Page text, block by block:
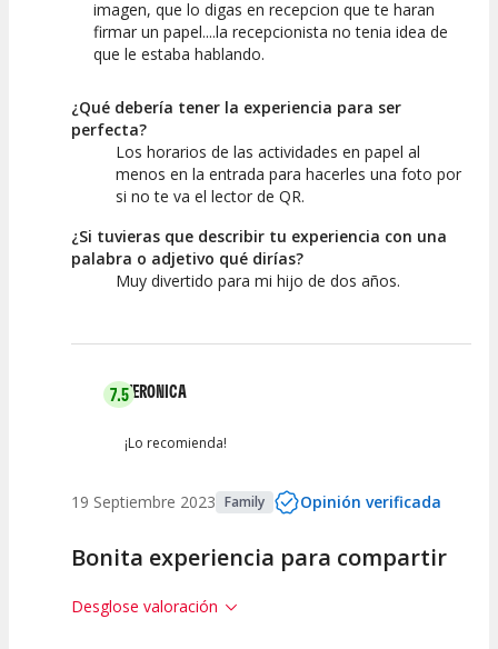
imagen, que lo digas en recepcion que te haran
firmar un papel....la recepcionista no tenia idea de
que le estaba hablando.
¿Qué debería tener la experiencia para ser
perfecta?
Los horarios de las actividades en papel al
menos en la entrada para hacerles una foto por
si no te va el lector de QR.
¿Si tuvieras que describir tu experiencia con una
palabra o adjetivo qué dirías?
Muy divertido para mi hijo de dos años.
7.5VERONICA
¡Lo recomienda!
19 Septiembre 2023 Family Opinión verificada
Bonita experiencia para compartir
Desglose valoración